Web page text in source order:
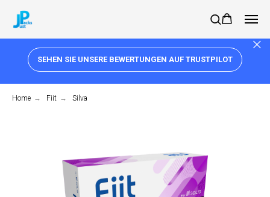
SEHEN SIE UNSERE BEWERTUNGEN AUF TRUSTPILOT
Home → Fiit → Silva